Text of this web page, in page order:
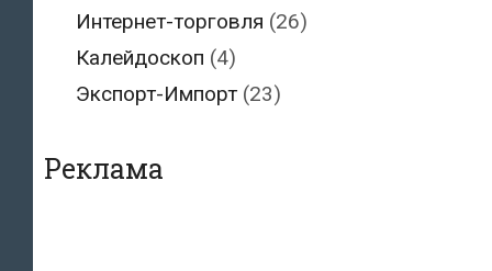
Интернет-торговля (26)
Калейдоскоп (4)
Экспорт-Импорт(23)
Реклама